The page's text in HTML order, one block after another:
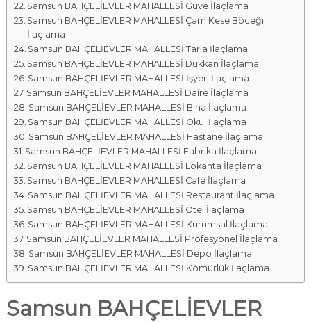
Samsun BAHÇELİEVLER MAHALLESİ Güve İlaçlama
Samsun BAHÇELİEVLER MAHALLESİ Çam Kese Böceği
İlaçlama
Samsun BAHÇELİEVLER MAHALLESİ Tarla İlaçlama
Samsun BAHÇELİEVLER MAHALLESİ Dükkan İlaçlama
Samsun BAHÇELİEVLER MAHALLESİ İşyeri İlaçlama
Samsun BAHÇELİEVLER MAHALLESİ Daire İlaçlama
Samsun BAHÇELİEVLER MAHALLESİ Bina İlaçlama
Samsun BAHÇELİEVLER MAHALLESİ Okul İlaçlama
Samsun BAHÇELİEVLER MAHALLESİ Hastane İlaçlama
Samsun BAHÇELİEVLER MAHALLESİ Fabrika İlaçlama
Samsun BAHÇELİEVLER MAHALLESİ Lokanta İlaçlama
Samsun BAHÇELİEVLER MAHALLESİ Cafe İlaçlama
Samsun BAHÇELİEVLER MAHALLESİ Restaurant İlaçlama
Samsun BAHÇELİEVLER MAHALLESİ Otel İlaçlama
Samsun BAHÇELİEVLER MAHALLESİ Kurumsal İlaçlama
Samsun BAHÇELİEVLER MAHALLESİ Profesyonel İlaçlama
Samsun BAHÇELİEVLER MAHALLESİ Depo İlaçlama
Samsun BAHÇELİEVLER MAHALLESİ Kömürlük İlaçlama
Samsun BAHÇELİEVLER